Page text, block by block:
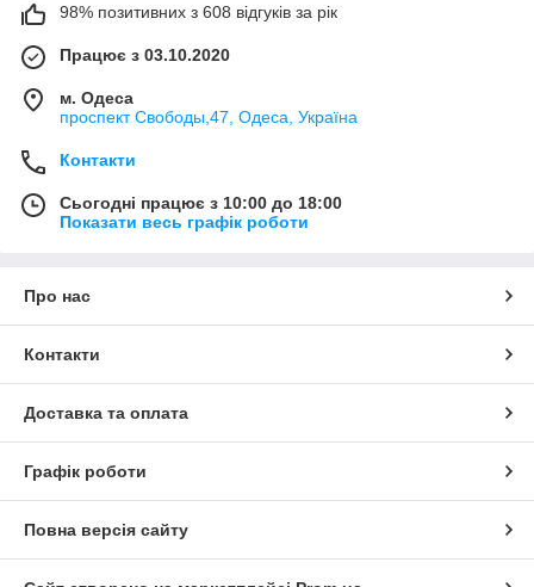
98% позитивних з 608 відгуків за рік
Працює з 03.10.2020
м. Одеса
проспект Свободы,47, Одеса, Україна
Контакти
Сьогодні працює з 10:00 до 18:00
Показати весь графік роботи
Про нас
Контакти
Доставка та оплата
Графік роботи
Повна версія сайту